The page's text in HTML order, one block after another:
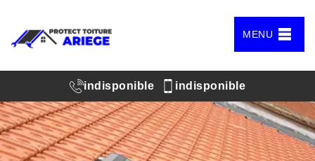
MENU
indisponible indisponible